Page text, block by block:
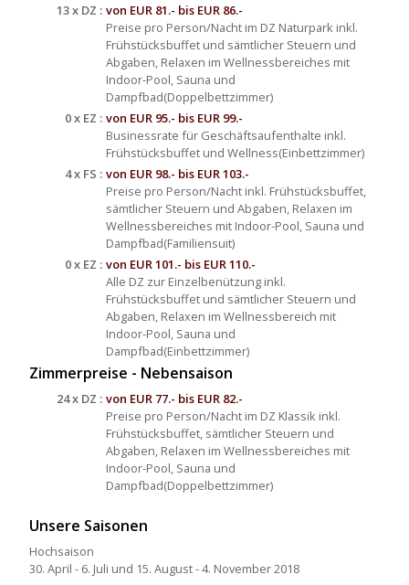
13 x DZ : von EUR 81.- bis EUR 86.-
Preise pro Person/Nacht im DZ Naturpark inkl.
Frühstücksbuffet und sämtlicher Steuern und
Abgaben, Relaxen im Wellnessbereiches mit
Indoor-Pool, Sauna und
Dampfbad(Doppelbettzimmer)
0 x EZ : von EUR 95.- bis EUR 99.-
Businessrate für Geschäftsaufenthalte inkl.
Frühstücksbuffet und Wellness(Einbettzimmer)
4 x FS : von EUR 98.- bis EUR 103.-
Preise pro Person/Nacht inkl. Frühstücksbuffet,
sämtlicher Steuern und Abgaben, Relaxen im
Wellnessbereiches mit Indoor-Pool, Sauna und
Dampfbad(Familiensuit)
0 x EZ : von EUR 101.- bis EUR 110.-
Alle DZ zur Einzelbenützung inkl.
Frühstücksbuffet und sämtlicher Steuern und
Abgaben, Relaxen im Wellnessbereich mit
Indoor-Pool, Sauna und
Dampfbad(Einbettzimmer)
Zimmerpreise - Nebensaison
24 x DZ : von EUR 77.- bis EUR 82.-
Preise pro Person/Nacht im DZ Klassik inkl.
Frühstücksbuffet, sämtlicher Steuern und
Abgaben, Relaxen im Wellnessbereiches mit
Indoor-Pool, Sauna und
Dampfbad(Doppelbettzimmer)
Unsere Saisonen
Hochsaison
30. April - 6. Juli und 15. August - 4. November 2018